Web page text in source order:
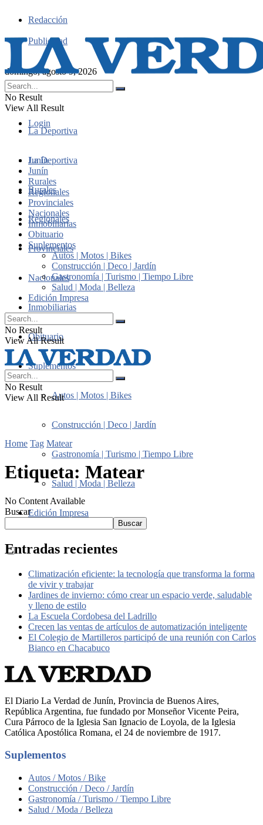
Redacción
Publicidad
domingo, agosto 9, 2026
Login
No Result
View All Result
La Deportiva
Junín
Rurales
Regionales
Provinciales
Nacionales
Inmobiliarias
Obituario
Suplementos
Autos | Motos | Bikes
Construcción | Deco | Jardín
Gastronomía | Turismo | Tiempo Libre
Salud | Moda | Belleza
Edición Impresa
La Deportiva
Junín
Rurales
Regionales
Provinciales
Nacionales
Inmobiliarias
Obituario
Suplementos
Autos | Motos | Bikes
Construcción | Deco | Jardín
Gastronomía | Turismo | Tiempo Libre
Salud | Moda | Belleza
Edición Impresa
No Result
View All Result
No Result
View All Result
Home Tag Matear
Etiqueta: Matear
No Content Available
Buscar
Buscar
Entradas recientes
Climatización eficiente: la tecnología que transforma la forma
de vivir y trabajar
Jardines de invierno: cómo crear un espacio verde, saludable
y lleno de estilo
La Escuela Cordobesa del Ladrillo
Crecen las ventas de artículos de automatización inteligente
El Colegio de Martilleros participó de una reunión con Carlos
Bianco en Chacabuco
El Diario La Verdad de Junín, Provincia de Buenos Aires,
República Argentina, fue fundado por Monseñor Vicente Peira,
Cura Párroco de la Iglesia San Ignacio de Loyola, de la Iglesia
Católica Apostólica Romana, el 24 de noviembre de 1917.
Suplementos
Autos / Motos / Bike
Construcción / Deco / Jardín
Gastronomía / Turismo / Tiempo Libre
Salud / Moda / Belleza